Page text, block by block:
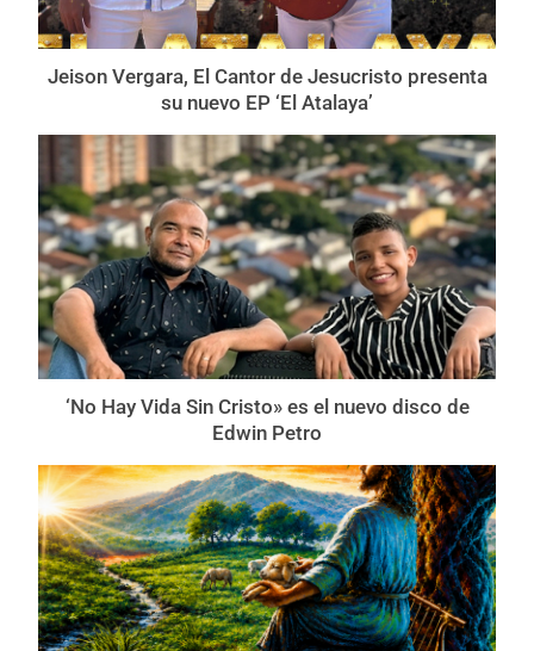
Jeison Vergara, El Cantor de Jesucristo presenta
su nuevo EP ‘El Atalaya’
‘No Hay Vida Sin Cristo» es el nuevo disco de
Edwin Petro